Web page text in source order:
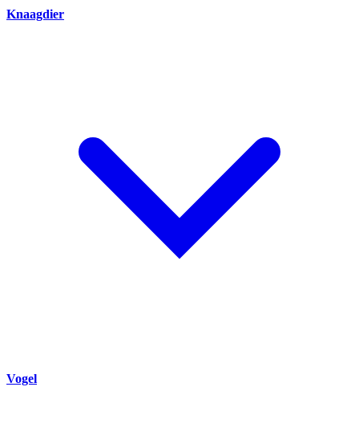
Knaagdier
Vogel